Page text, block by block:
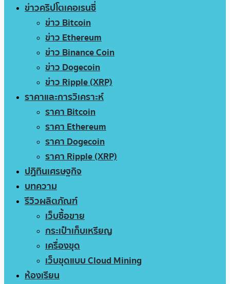
ข่าวคริปโตเคอเรนซี่
ข่าว Bitcoin
ข่าว Ethereum
ข่าว Binance Coin
ข่าว Dogecoin
ข่าว Ripple (XRP)
ราคาและการวิเคราะห์
ราคา Bitcoin
ราคา Ethereum
ราคา Dogecoin
ราคา Ripple (XRP)
ปฏิทินเศรษฐกิจ
บทความ
รีวิวผลิตภัณฑ์
เว็บซื้อขาย
กระเป๋าเก็บเหรียญ
เครื่องขุด
เว็บขุดแบบ Cloud Mining
ห้องเรียน